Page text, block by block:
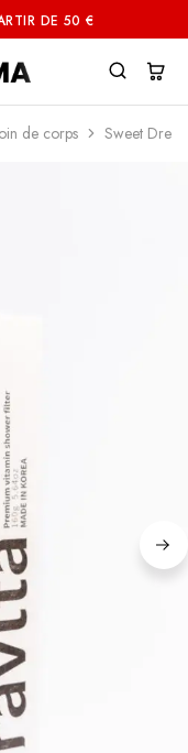
DE 50 €
de corps Sweet